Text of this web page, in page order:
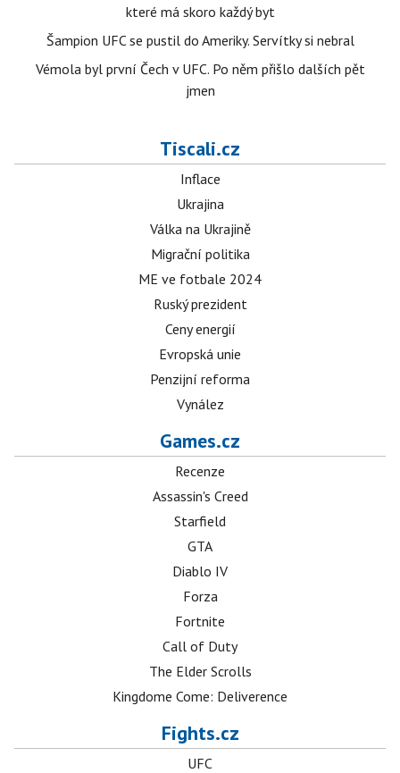
které má skoro každý byt
Šampion UFC se pustil do Ameriky. Servítky si nebral
Vémola byl první Čech v UFC. Po něm přišlo dalších pět
jmen
Tiscali.cz
Inflace
Ukrajina
Válka na Ukrajině
Migrační politika
ME ve fotbale 2024
Ruský prezident
Ceny energií
Evropská unie
Penzijní reforma
Vynález
Games.cz
Recenze
Assassin's Creed
Starfield
GTA
Diablo IV
Forza
Fortnite
Call of Duty
The Elder Scrolls
Kingdome Come: Deliverence
Fights.cz
UFC